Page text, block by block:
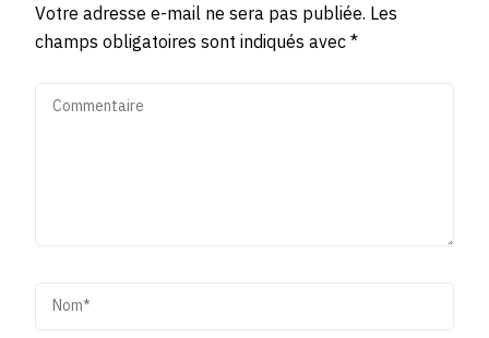
Votre adresse e-mail ne sera pas publiée. Les
champs obligatoires sont indiqués avec*